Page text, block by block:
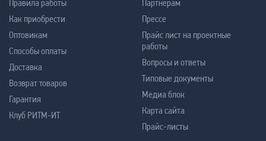
Правила работы
Как приобрести
Оптовикам
Способы оплаты
Доставка
Возврат товаров
Гарантия
Клуб РИТМ-ИТ
Партнерам
Прессе
Прайс лист на проектные
работы
Вопросы и ответы
Типовые документы
Медиа блок
Карта сайта
Прайс-листы